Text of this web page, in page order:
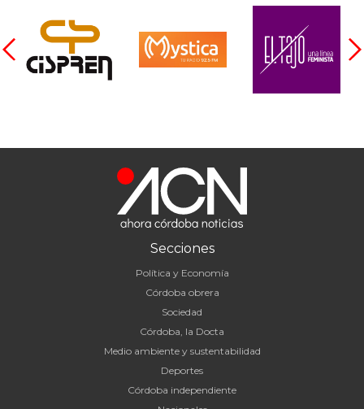
Secciones
Política y Economía
Córdoba obrera
Sociedad
Córdoba, la Docta
Medio ambiente y sustentabilidad
Deportes
Córdoba independiente